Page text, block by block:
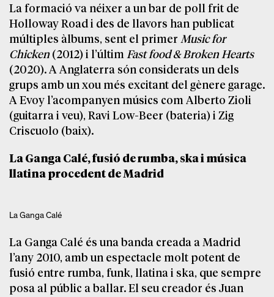
La formació va néixer a un bar de poll frit de
Holloway Road i des de llavors han publicat
múltiples àlbums, sent el primer Music for
Chicken(2012) i l’últim Fast food & Broken Hearts
(2020). A Anglaterra són considerats un dels
grups amb un xou més excitant del gènere garage.
A Evoy l’acompanyen músics com Alberto Zioli
(guitarra i veu), Ravi Low-Beer (bateria) i Zig
Criscuolo (baix).
La Ganga Calé, fusió de rumba, ska i música
llatina procedent de Madrid
La Ganga Calé
La Ganga Calé és una banda creada a Madrid
l’any 2010, amb un espectacle molt potent de
fusió entre rumba, funk, llatina i ska, que sempre
posa al públic a ballar. El seu creador és Juan